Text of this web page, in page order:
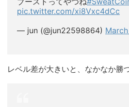
pic.twitter.com/xi8Vxc4dCc
— jun (@jun22598864)
レベル差が大きいと、なかなか勝